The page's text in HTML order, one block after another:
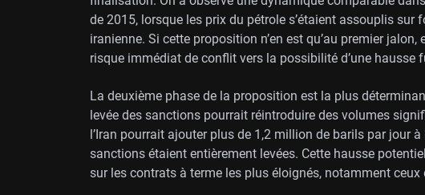
de 2015, lorsque les prix du pétrole s’étaient assouplis sur
iranienne. Si cette proposition n’en est qu’au premier
risque immédiat de conflit vers la possibilité d’une hausse
La deuxième phase de la proposition est la plus
levée des sanctions pourrait réintroduire des volumes
l’Iran pourrait ajouter plus de 1,2 million de barils par jour
sanctions étaient entièrement levées. Cette hausse
sur les contrats à terme les plus éloignés, notamment ceux